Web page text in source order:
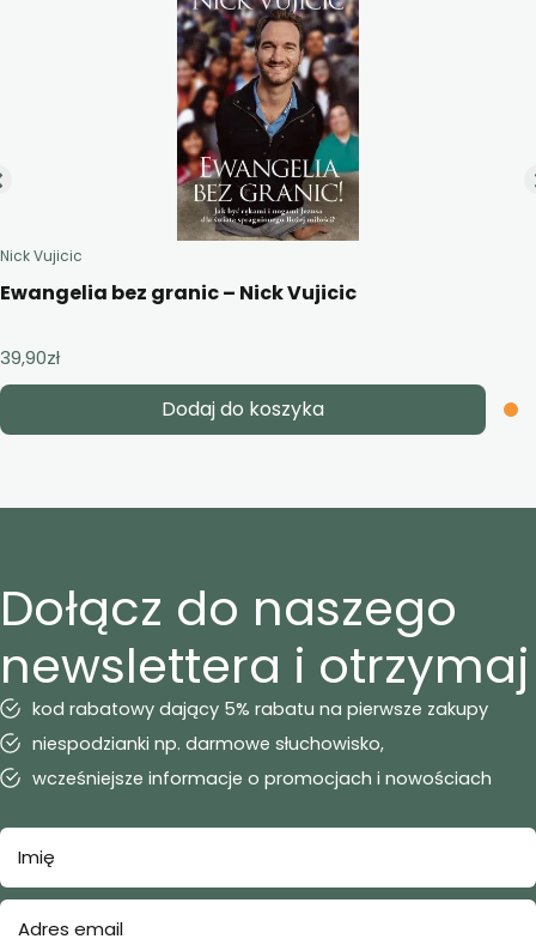
Nick Vujicic
Ewangelia bez granic – Nick Vujicic
39,90zł
Dodaj do koszyka
Dołącz do naszego
newslettera i otrzymaj
kod rabatowy dający 5% rabatu na pierwsze zakupy
niespodzianki np. darmowe słuchowisko,
wcześniejsze informacje o promocjach i nowościach